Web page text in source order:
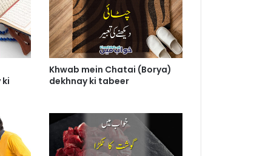
ki
Khwab mein Chatai (Borya)
dekhnay ki tabeer